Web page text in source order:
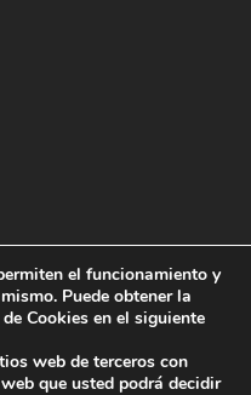
el funcionamiento y
Puede obtener la
Cookies en el siguiente
web de terceros con
que usted podrá decidir